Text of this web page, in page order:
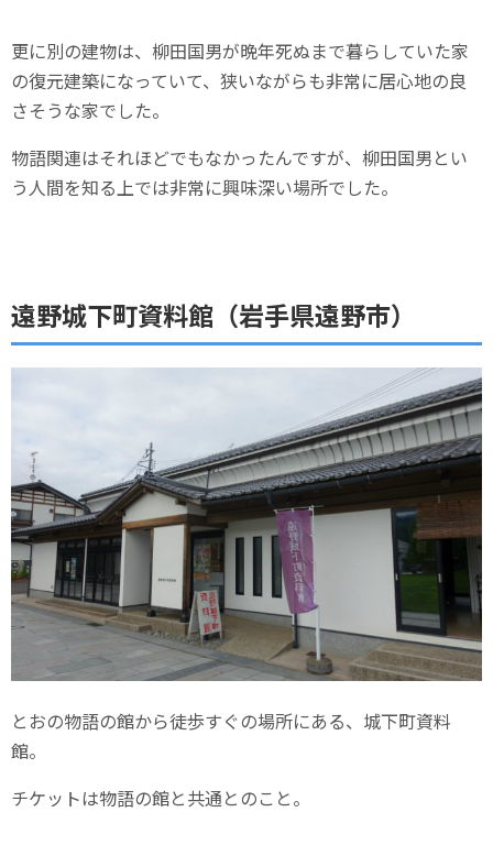
更に別の建物は、柳田国男が晩年死ぬまで暮らしていた家
の復元建築になっていて、狭いながらも非常に居心地の良
さそうな家でした。
物語関連はそれほどでもなかったんですが、柳田国男とい
う人間を知る上では非常に興味深い場所でした。
遠野城下町資料館（岩手県遠野市）
とおの物語の館から徒歩すぐの場所にある、城下町資料
館。
チケットは物語の館と共通とのこと。